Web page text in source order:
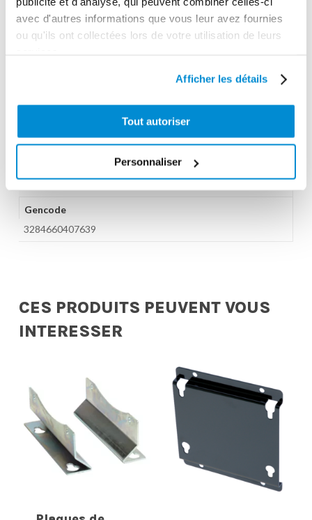
avec d'autres informations que vous leur avez fournies
ou qu'ils ont collectées lors de votre utilisation de leurs
Afficher les détails
Tout autoriser
Personnaliser
Equipements d'atelier
Unité d'emballage
109.0000
Gencode
3284660407639
CES PRODUITS PEUVENT VOUS
INTERESSER